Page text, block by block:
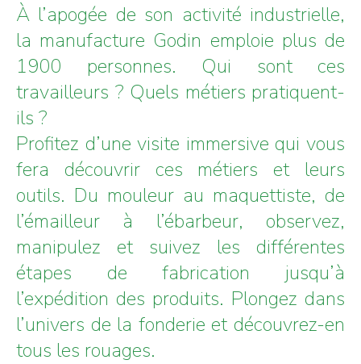
À l’apogée de son activité industrielle,
la manufacture Godin emploie plus de
1900 personnes. Qui sont ces
travailleurs ? Quels métiers pratiquent-
ils ?
Profitez d’une visite immersive qui vous
fera découvrir ces métiers et leurs
outils. Du mouleur au maquettiste, de
l’émailleur à l’ébarbeur, observez,
manipulez et suivez les différentes
étapes de fabrication jusqu’à
l’expédition des produits. Plongez dans
l’univers de la fonderie et découvrez-en
tous les rouages.